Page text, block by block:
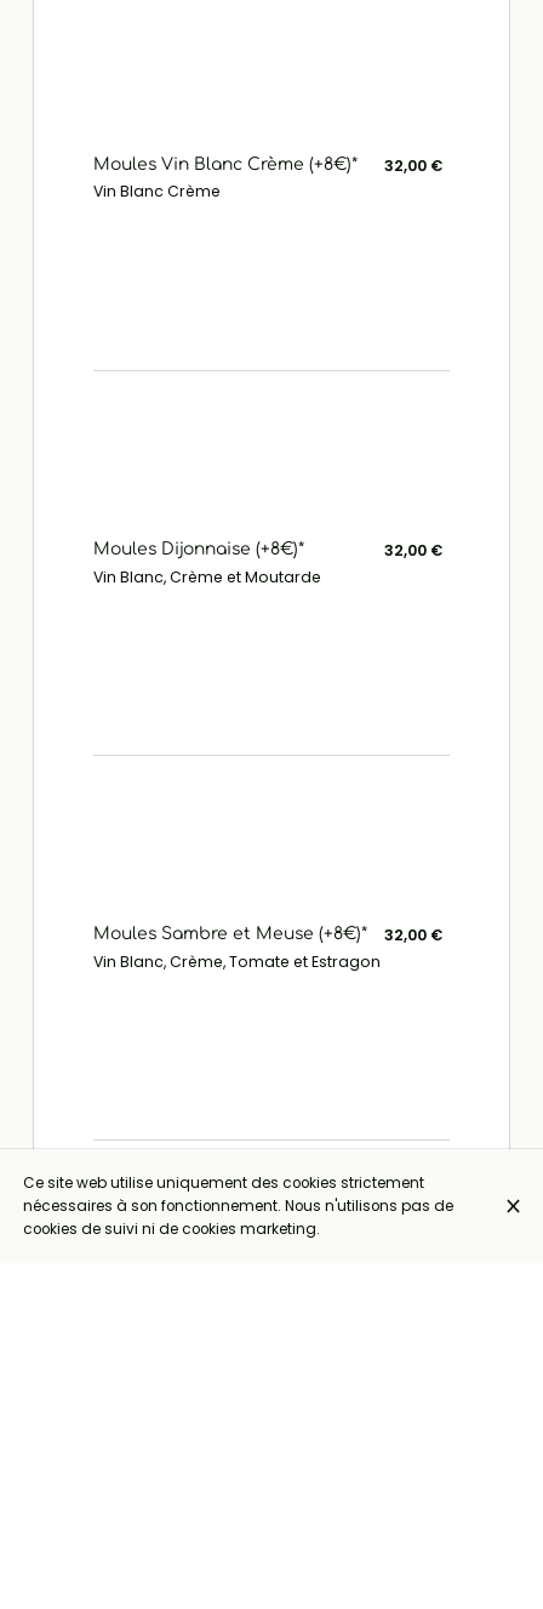
Moules Vin Blanc Crème (+8€)*
Vin Blanc Crème
32,00 €
Moules Dijonnaise (+8€)*
Vin Blanc, Crème et Moutarde
32,00 €
Moules Sambre et Meuse (+8€)*
Vin Blanc, Crème, Tomate et Estragon
32,00 €
Ce site web utilise uniquement des cookies strictement
nécessaires à son fonctionnement. Nous n'utilisons pas de
cookies de suivi ni de cookies marketing.